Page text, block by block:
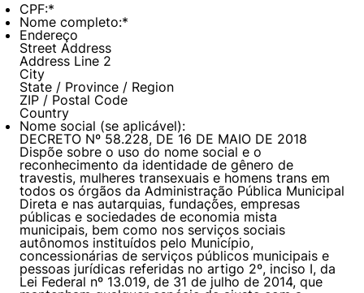
CPF:*
Nome completo:*
Endereço
Street Address
Address Line 2
City
State / Province / Region
ZIP / Postal Code
Country
Nome social (se aplicável):
DECRETO Nº 58.228, DE 16 DE MAIO DE 2018
Dispõe sobre o uso do nome social e o
reconhecimento da identidade de gênero de
travestis, mulheres transexuais e homens trans em
todos os órgãos da Administração Pública Municipal
Direta e nas autarquias, fundações, empresas
públicas e sociedades de economia mista
municipais, bem como nos serviços sociais
autônomos instituídos pelo Município,
concessionárias de serviços públicos municipais e
pessoas jurídicas referidas no artigo 2º, inciso I, da
Lei Federal nº 13.019, de 31 de julho de 2014, que